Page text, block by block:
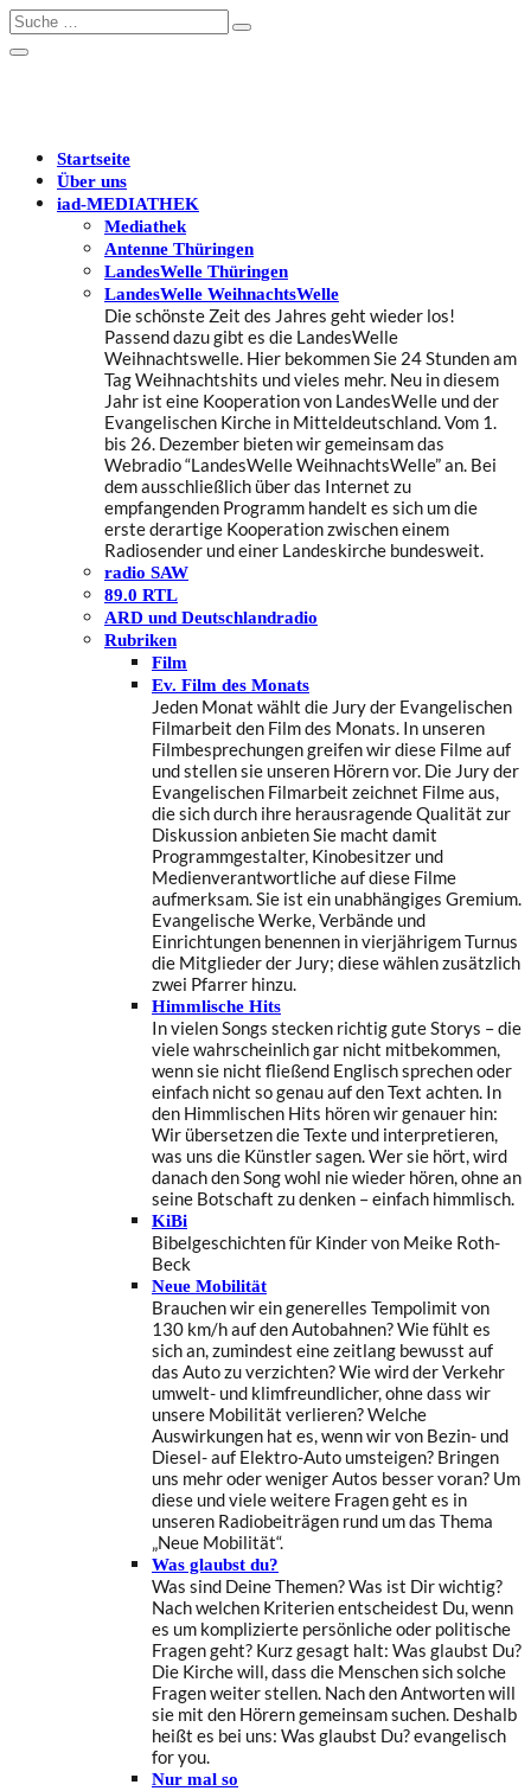
Startseite
Über uns
iad-MEDIATHEK
Mediathek
Antenne Thüringen
LandesWelle Thüringen
LandesWelle WeihnachtsWelle
Die schönste Zeit des Jahres geht wieder los!
Passend dazu gibt es die LandesWelle
Weihnachtswelle. Hier bekommen Sie 24 Stunden am
Tag Weihnachtshits und vieles mehr. Neu in diesem
Jahr ist eine Kooperation von LandesWelle und der
Evangelischen Kirche in Mitteldeutschland. Vom 1.
bis 26. Dezember bieten wir gemeinsam das
Webradio “LandesWelle WeihnachtsWelle” an. Bei
dem ausschließlich über das Internet zu
empfangenden Programm handelt es sich um die
erste derartige Kooperation zwischen einem
Radiosender und einer Landeskirche bundesweit.
radio SAW
89.0 RTL
ARD und Deutschlandradio
Rubriken
Film
Ev. Film des Monats
Jeden Monat wählt die Jury der Evangelischen
Filmarbeit den Film des Monats. In unseren
Filmbesprechungen greifen wir diese Filme auf
und stellen sie unseren Hörern vor. Die Jury der
Evangelischen Filmarbeit zeichnet Filme aus,
die sich durch ihre herausragende Qualität zur
Diskussion anbieten Sie macht damit
Programmgestalter, Kinobesitzer und
Medienverantwortliche auf diese Filme
aufmerksam. Sie ist ein unabhängiges Gremium.
Evangelische Werke, Verbände und
Einrichtungen benennen in vierjährigem Turnus
die Mitglieder der Jury; diese wählen zusätzlich
zwei Pfarrer hinzu.
Himmlische Hits
In vielen Songs stecken richtig gute Storys – die
viele wahrscheinlich gar nicht mitbekommen,
wenn sie nicht fließend Englisch sprechen oder
einfach nicht so genau auf den Text achten. In
den Himmlischen Hits hören wir genauer hin:
Wir übersetzen die Texte und interpretieren,
was uns die Künstler sagen. Wer sie hört, wird
danach den Song wohl nie wieder hören, ohne an
seine Botschaft zu denken – einfach himmlisch.
KiBi
Bibelgeschichten für Kinder von Meike Roth-
Beck
Neue Mobilität
Brauchen wir ein generelles Tempolimit von
130 km/h auf den Autobahnen? Wie fühlt es
sich an, zumindest eine zeitlang bewusst auf
das Auto zu verzichten? Wie wird der Verkehr
umwelt- und klimfreundlicher, ohne dass wir
unsere Mobilität verlieren? Welche
Auswirkungen hat es, wenn wir von Bezin- und
Diesel- auf Elektro-Auto umsteigen? Bringen
uns mehr oder weniger Autos besser voran? Um
diese und viele weitere Fragen geht es in
unseren Radiobeiträgen rund um das Thema
„Neue Mobilität“.
Was glaubst du?
Was sind Deine Themen? Was ist Dir wichtig?
Nach welchen Kriterien entscheidest Du, wenn
es um komplizierte persönliche oder politische
Fragen geht? Kurz gesagt halt: Was glaubst Du?
Die Kirche will, dass die Menschen sich solche
Fragen weiter stellen. Nach den Antworten will
sie mit den Hörern gemeinsam suchen. Deshalb
heißt es bei uns: Was glaubst Du? evangelisch
for you.
Nur mal so